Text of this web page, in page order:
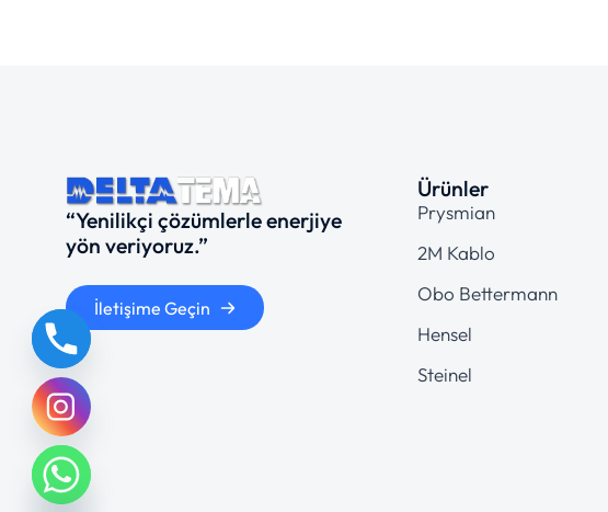
“Yenilikçi çözümlerle enerjiye
yön veriyoruz.”
İletişime Geçin
Ürünler
Prysmian
2M Kablo
Obo Bettermann
Hensel
Steinel
Hide
chaty